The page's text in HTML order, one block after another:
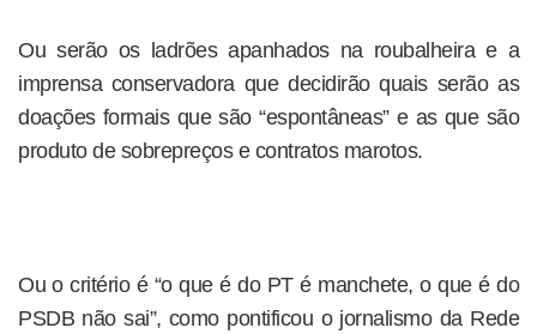
Ou serão os ladrões apanhados na roubalheira e a
imprensa conservadora que decidirão quais serão as
doações formais que são “espontâneas” e as que são
produto de sobrepreços e contratos marotos.
Ou o critério é “o que é do PT é manchete, o que é do
PSDB não sai”, como pontificou o jornalismo da Rede